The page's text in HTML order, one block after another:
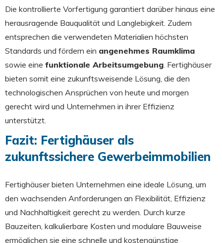
Die kontrollierte Vorfertigung garantiert darüber hinaus eine
herausragende Bauqualität und Langlebigkeit. Zudem
entsprechen die verwendeten Materialien höchsten
Standards und fördern ein angenehmes Raumklima
sowie eine funktionale Arbeitsumgebung . Fertighäuser
bieten somit eine zukunftsweisende Lösung, die den
technologischen Ansprüchen von heute und morgen
gerecht wird und Unternehmen in ihrer Effizienz
unterstützt.
Fazit: Fertighäuser als
zukunftssichere Gewerbeimmobilien
Fertighäuser bieten Unternehmen eine ideale Lösung, um
den wachsenden Anforderungen an Flexibilität, Effizienz
und Nachhaltigkeit gerecht zu werden. Durch kurze
Bauzeiten, kalkulierbare Kosten und modulare Bauweise
ermöglichen sie eine schnelle und kostengünstige